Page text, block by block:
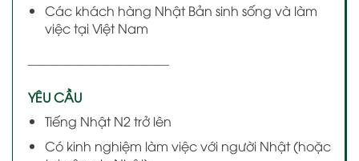
Các khách hàng Nhật Bản sinh sống và làm
việc tại Việt Nam
———————————
YÊU CẦU
Tiếng Nhật N2 trở lên
Có kinh nghiệm làm việc với người Nhật (hoặc